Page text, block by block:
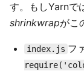
す。もしYarnで
shrinkwrapがこ
index.js フ